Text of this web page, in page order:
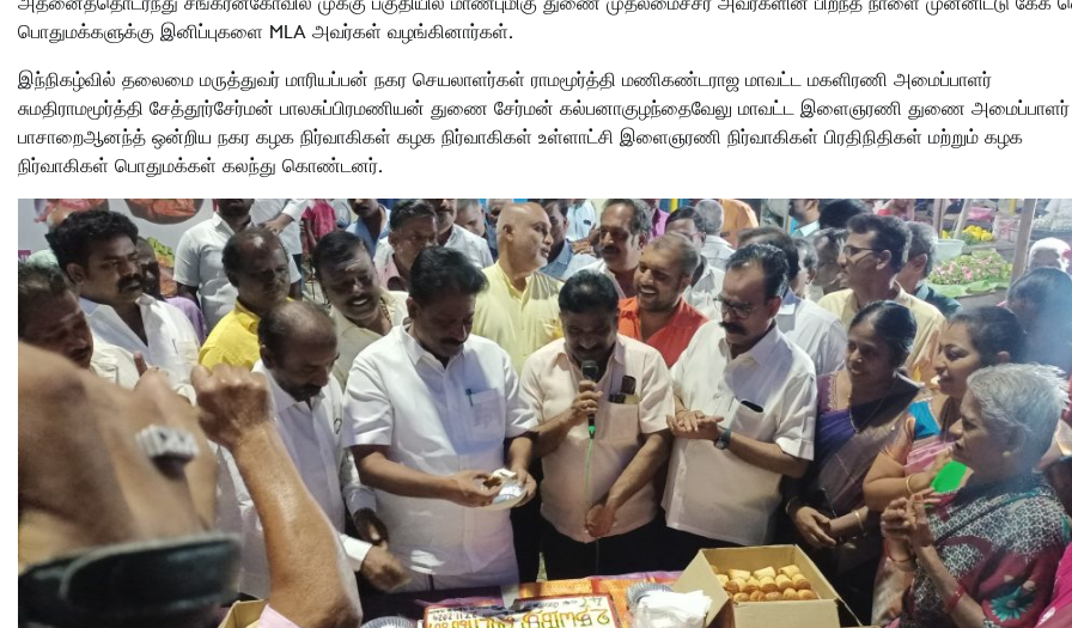
பொதுமக்களுக்கு இனிப்புகளை MLA அவர்கள் வழங்கினார்கள்.
இந்நிகழ்வில் தலைமை மருத்துவர் மாரியப்பன் நகர செயலாளர்கள் ராமமூர்த்தி மணிகண்டராஜ மாவட்ட மகளிரணி அமைப்பாளர்
சுமதிராமமூர்த்தி சேத்தூர்சேர்மன் பாலசுப்பிரமணியன் துணை சேர்மன் கல்பனாகுழந்தைவேலு மாவட்ட இளைஞரணி துணை அமைப்பாளர்
பாசாறைஆனந்த் ஒன்றிய நகர கழக நிர்வாகிகள் கழக நிர்வாகிகள் உள்ளாட்சி இளைஞரணி நிர்வாகிகள் பிரதிநிதிகள் மற்றும் கழக
நிர்வாகிகள் பொதுமக்கள் கலந்து கொண்டனர்.